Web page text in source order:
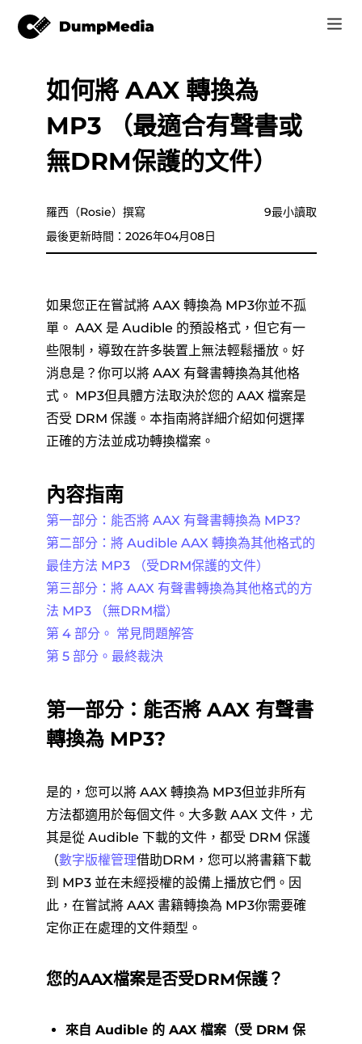
在線工具
Spotify 轉 mp3
YouTube 音樂 MP3
蘋果音樂 MP3
蘇諾至 MP3
登錄
注册账号
如何將 AAX 轉換為
MP3 （最適合有聲書或
無DRM保護的文件）
羅西（Rosie）撰寫
最後更新時間：2026年04月08日
9最小讀取
如果您正在嘗試將 AAX 轉換為 MP3你並不孤
單。 AAX 是 Audible 的預設格式，但它有一
些限制，導致在許多裝置上無法輕鬆播放。好
消息是？你可以將 AAX 有聲書轉換為其他格
式。 MP3但具體方法取決於您的 AAX 檔案是
否受 DRM 保護。本指南將詳細介紹如何選擇
正確的方法並成功轉換檔案。
內容指南
第一部分：能否將 AAX 有聲書轉換為 MP3?
第二部分：將 Audible AAX 轉換為其他格式的
最佳方法 MP3 （受DRM保護的文件）
第三部分：將 AAX 有聲書轉換為其他格式的方
法 MP3 （無DRM檔）
第 4 部分。 常見問題解答
第 5 部分。最終裁決
第一部分：能否將 AAX 有聲書
轉換為 MP3?
是的，您可以將 AAX 轉換為 MP3但並非所有
方法都適用於每個文件。大多數 AAX 文件，尤
其是從 Audible 下載的文件，都受 DRM 保護
（數字版權管理借助DRM，您可以將書籍下載
到 MP3 並在未經授權的設備上播放它們。因
此，在嘗試將 AAX 書籍轉換為 MP3你需要確
定你正在處理的文件類型。
您的AAX檔案是否受DRM保護？
來自 Audible 的 AAX 檔案（受 DRM 保